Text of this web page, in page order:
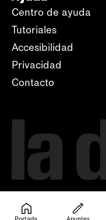
Centro de ayuda
Tutoriales
Accesibilidad
Privacidad
Contacto